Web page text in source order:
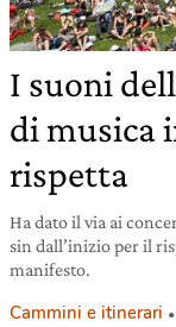
I suoni
di musica
rispetta
Ha dato il via ai
sin dall’inizio per il
manifesto.
Cammini e itinerari